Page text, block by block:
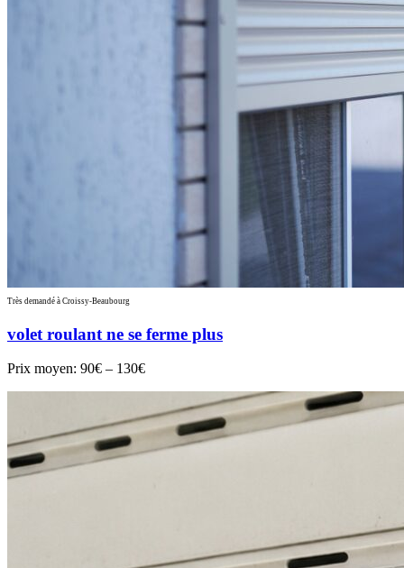
Très demandé à Croissy-Beaubourg
volet roulant ne se ferme plus
Prix moyen: 90€ – 130€